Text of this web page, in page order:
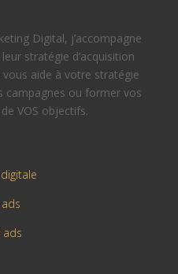
Digital, j’accompagne
stratégie d’acquisition
vous aide à votre stratégie
campagnes ou former vos
VOS objectifs.
ads